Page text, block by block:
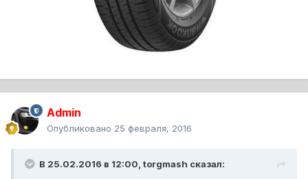
Admin
Опубликовано 25 февраля, 2016
В 25.02.2016 в 12:00, torgmash сказал: